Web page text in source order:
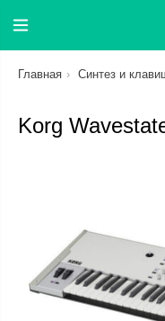
Главная Синтез и
Korg